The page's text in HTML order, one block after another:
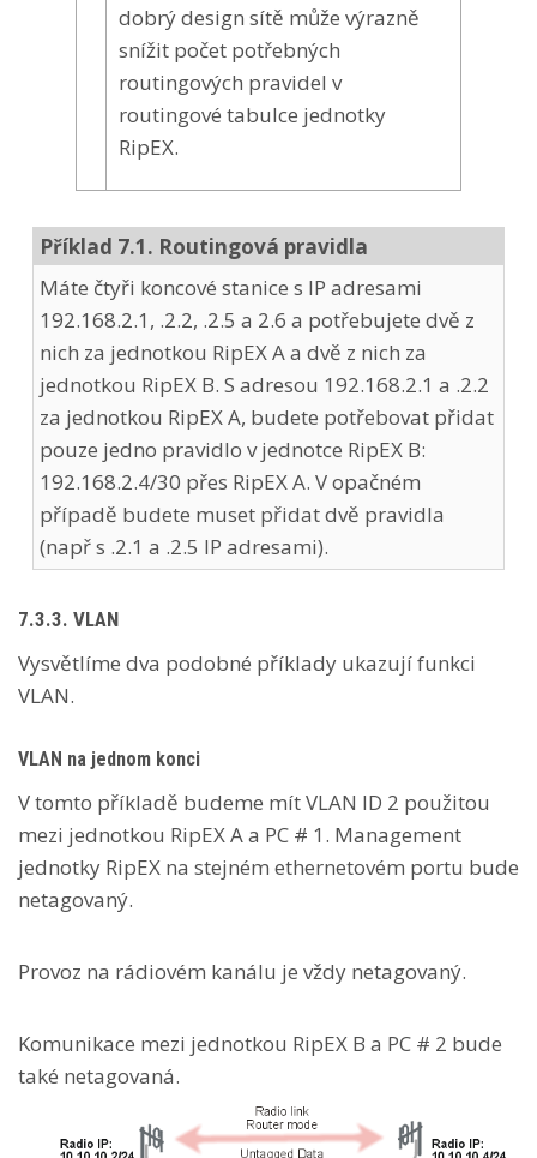
dobrý design sítě může výrazně
snížit počet potřebných
routingových pravidel v
routingové tabulce jednotky
RipEX.
Příklad 7.1. Routingová pravidla
Máte čtyři koncové stanice s IP adresami
192.168.2.1, .2.2, .2.5 a 2.6 a potřebujete dvě z
nich za jednotkou RipEX A a dvě z nich za
jednotkou RipEX B. S adresou 192.168.2.1 a .2.2
za jednotkou RipEX A, budete potřebovat přidat
pouze jedno pravidlo v jednotce RipEX B:
192.168.2.4/30 přes RipEX A. V opačném
případě budete muset přidat dvě pravidla
(např s .2.1 a .2.5 IP adresami).
7.3.3. VLAN
Vysvětlíme dva podobné příklady ukazují funkci
VLAN.
VLAN na jednom konci
V tomto příkladě budeme mít VLAN ID 2 použitou
mezi jednotkou RipEX A a PC # 1. Management
jednotky RipEX na stejném ethernetovém portu bude
netagovaný.
Provoz na rádiovém kanálu je vždy netagovaný.
Komunikace mezi jednotkou RipEX B a PC # 2 bude
také netagovaná.